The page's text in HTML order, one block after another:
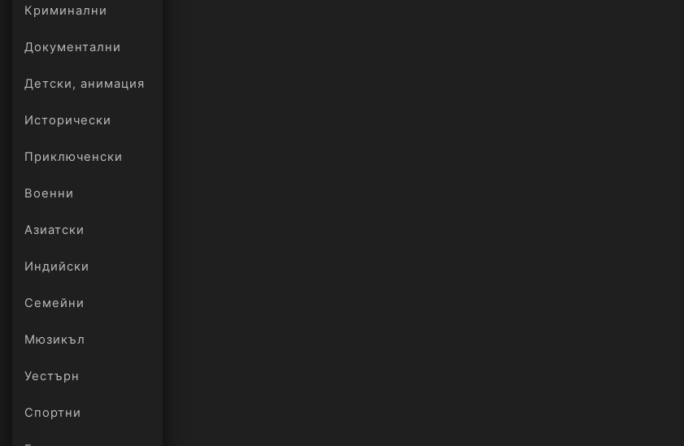
Криминални
Документални
Детски, анимация
Исторически
Приключенски
Военни
Азиатски
Индийски
Семейни
Мюзикъл
Уестърн
Спортни